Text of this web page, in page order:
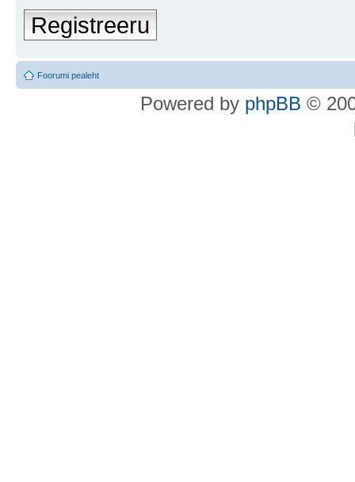
Registreeru
Foorumi pealeht
Powered by phpBB ©